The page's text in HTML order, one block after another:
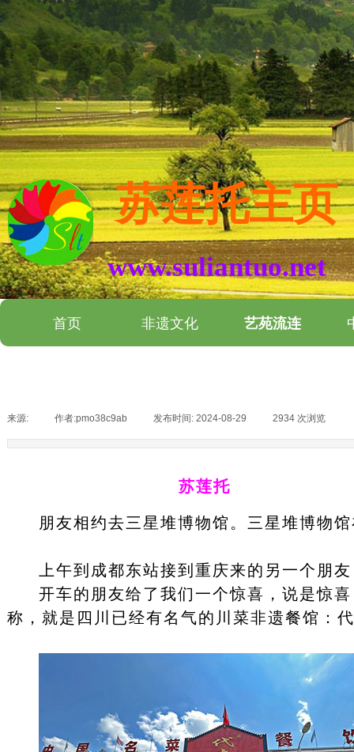
苏莲托主页
www.suliantuo.net
首页 非遗文化 艺苑流连
来源: 作者:pmo38c9ab 发布时间: 2024-08-29 2934 次浏览
苏莲托
朋友相约去三星堆博物馆。三星堆博物
上午到成都东站接到重庆来的另一个朋
开车的朋友给了我们一个惊喜，说是惊
称，就是四川已经有名气的川菜非遗餐馆：